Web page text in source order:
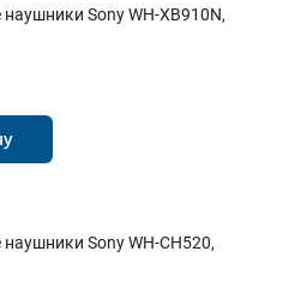
Sony WH-XB910N,
Sony WH-CH520,